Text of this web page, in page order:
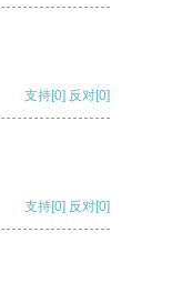
支持[0] 反对[0]
支持[0] 反对[0]